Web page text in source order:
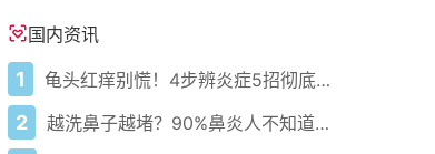
国内资讯
1 龟头红痒别慌！4步辨炎症5招彻底防复发
2 越洗鼻子越堵？90%鼻炎人不知道的洗鼻真相